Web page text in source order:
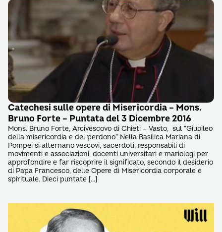
Catechesi sulle opere di Misericordia – Mons.
Bruno Forte – Puntata del 3 Dicembre 2016
Mons. Bruno Forte, Arcivescovo di Chieti – Vasto, sul “Giubileo
della misericordia e del perdono” Nella Basilica Mariana di
Pompei si alternano vescovi, sacerdoti, responsabili di
movimenti e associazioni, docenti universitari e mariologi per
approfondire e far riscoprire il significato, secondo il desiderio
di Papa Francesco, delle Opere di Misericordia corporale e
spirituale. Dieci puntate […]